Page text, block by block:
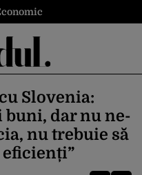
Slovenia:
buni, dar nu ne-
nu trebuie să